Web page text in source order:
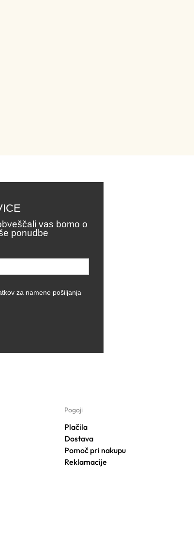
vas bomo o
ponudbe
za namene pošiljanja
Pogoji
Plačila
Dostava
Pomoč pri nakupu
Reklamacije